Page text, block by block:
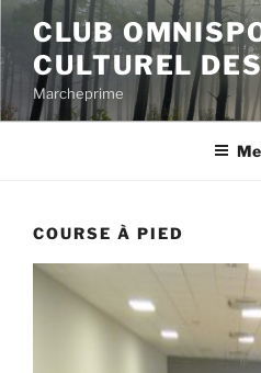
Aller
contenu
principal
CLUB
CULTUREL
Marcheprime
COURSE À PIED